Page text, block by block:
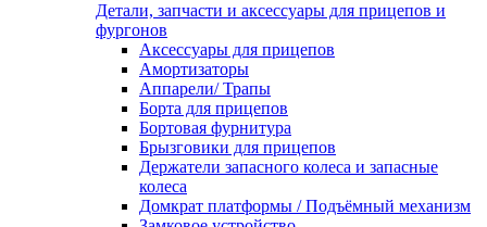
Детали, запчасти и аксессуары для прицепов и
фургонов
Аксессуары для прицепов
Амортизаторы
Аппарели/ Трапы
Борта для прицепов
Бортовая фурнитура
Брызговики для прицепов
Держатели запасного колеса и запасные
колеса
Домкрат платформы / Подъёмный механизм